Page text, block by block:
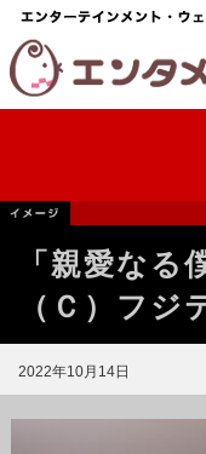
「親愛なる
（Ｃ）フジ
2022年10月14日